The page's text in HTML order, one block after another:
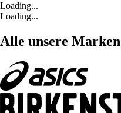
Loading...
Loading...
Alle unsere Marken